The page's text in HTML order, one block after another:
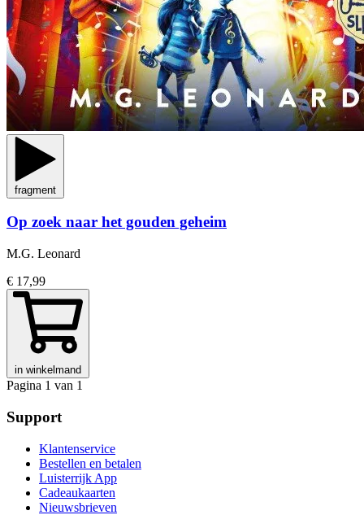
fragment
Op zoek naar het gouden geheim
M.G. Leonard
€ 17,99
in winkelmand
Pagina 1 van 1
Support
Klantenservice
Bestellen en betalen
Luisterrijk App
Cadeaukaarten
Nieuwsbrieven